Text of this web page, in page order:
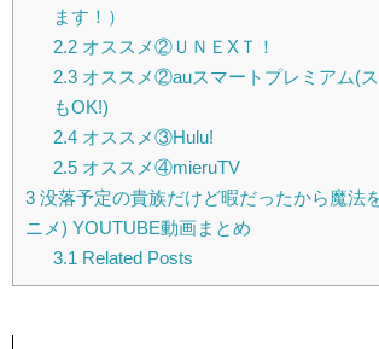
ます！）
2.2オススメ②ＵＮＥXＴ！
2.3オススメ②auスマートプレミアム(
もOK!)
2.4オススメ③Hulu!
2.5オススメ④mieruTV
3 没落予定の貴族だけど暇だったから魔法
ニメ) YOUTUBE動画まとめ
3.1 Related Posts